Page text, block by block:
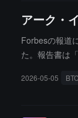
アーク・
Forbesの報道
た。報告書は
め、残りはイ
2026-05-05 BTC